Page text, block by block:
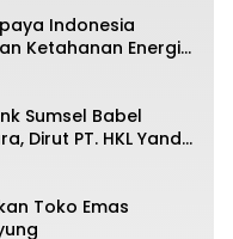
Indonesia
Ketahanan Energi
Sumsel Babel
Dirut PT. HKL Yandi
Kejati
Toko Emas